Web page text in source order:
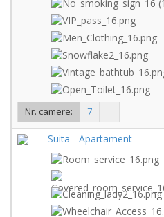
Nr. camere: 7
Suita - Apartament